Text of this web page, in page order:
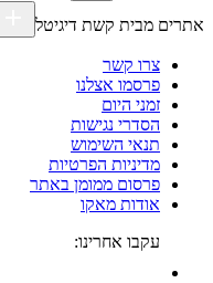
אתרים מבית קשת דיגיטל
צרו קשר
פרסמו אצלנו
זמני היום
הסדרי נגישות
תנאי השימוש
מדיניות הפרטיות
פרסום ממומן באתר
אודות מאקו
עקבו אחרינו: